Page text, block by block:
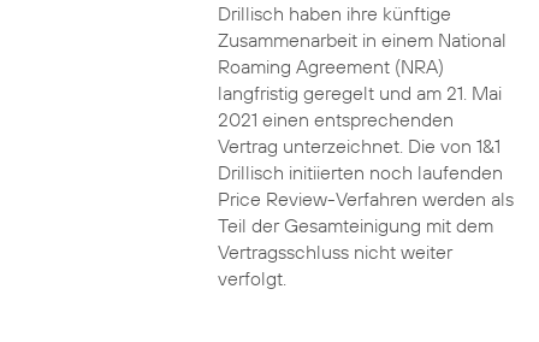
Drillisch haben ihre künftige
Zusammenarbeit in einem National
Roaming Agreement (NRA)
langfristig geregelt und am 21. Mai
2021 einen entsprechenden
Vertrag unterzeichnet. Die von 1&1
Drillisch initiierten noch laufenden
Price Review-Verfahren werden als
Teil der Gesamteinigung mit dem
Vertragsschluss nicht weiter
verfolgt.